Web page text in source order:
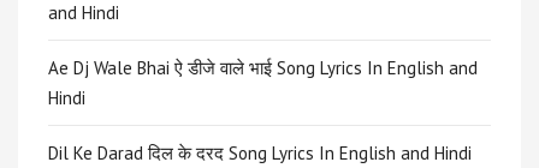
and Hindi
Ae Dj Wale Bhai ऐ डीजे वाले भाई Song Lyrics In English and
Hindi
Dil Ke Darad दिल के दरद Song Lyrics In English and Hindi